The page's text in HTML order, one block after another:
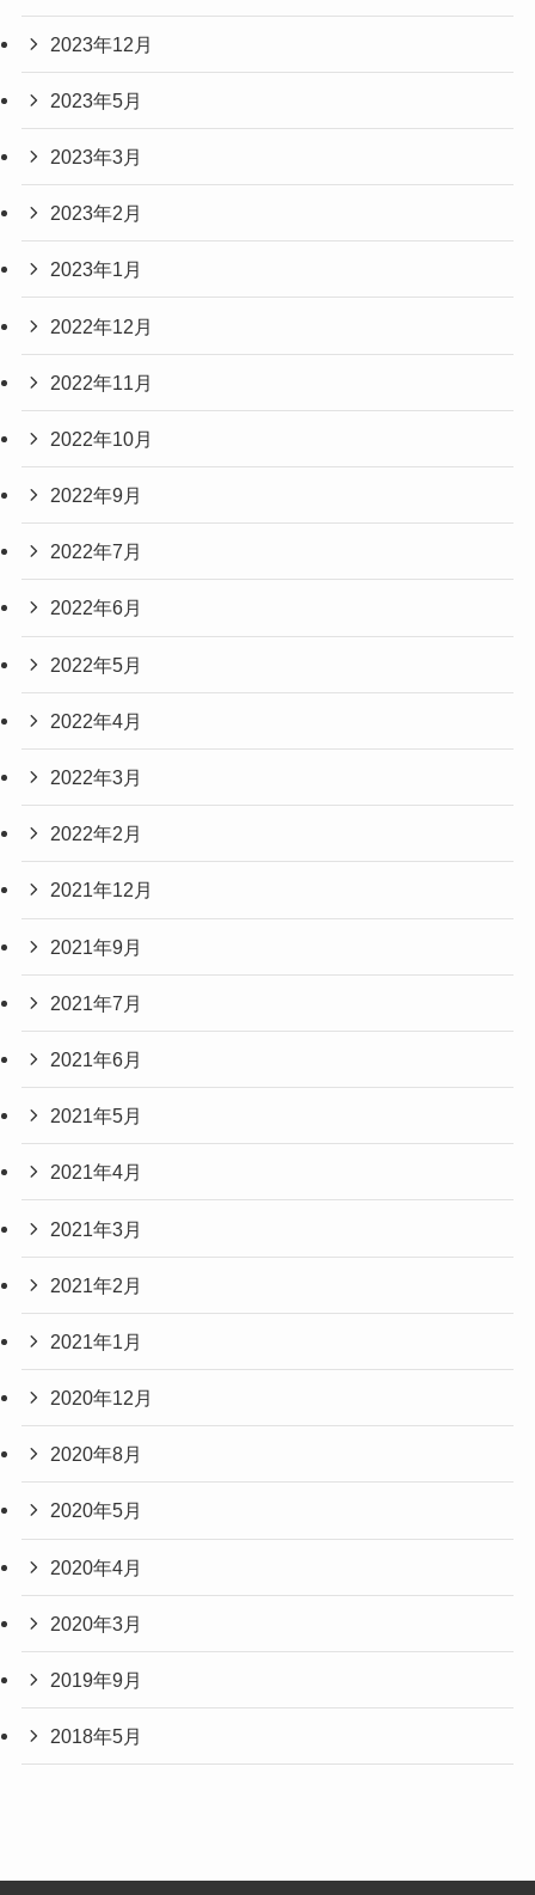
2023年12月
2023年5月
2023年3月
2023年2月
2023年1月
2022年12月
2022年11月
2022年10月
2022年9月
2022年7月
2022年6月
2022年5月
2022年4月
2022年3月
2022年2月
2021年12月
2021年9月
2021年7月
2021年6月
2021年5月
2021年4月
2021年3月
2021年2月
2021年1月
2020年12月
2020年8月
2020年5月
2020年4月
2020年3月
2019年9月
2018年5月